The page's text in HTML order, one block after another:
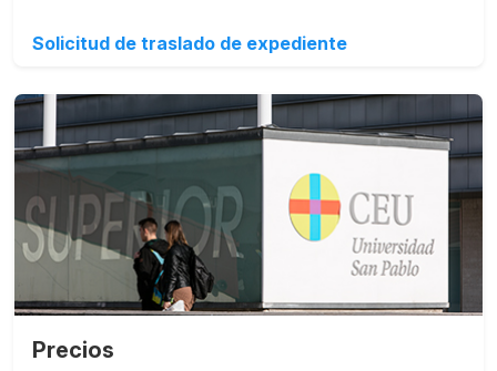
Solicitud de traslado de expediente
Precios